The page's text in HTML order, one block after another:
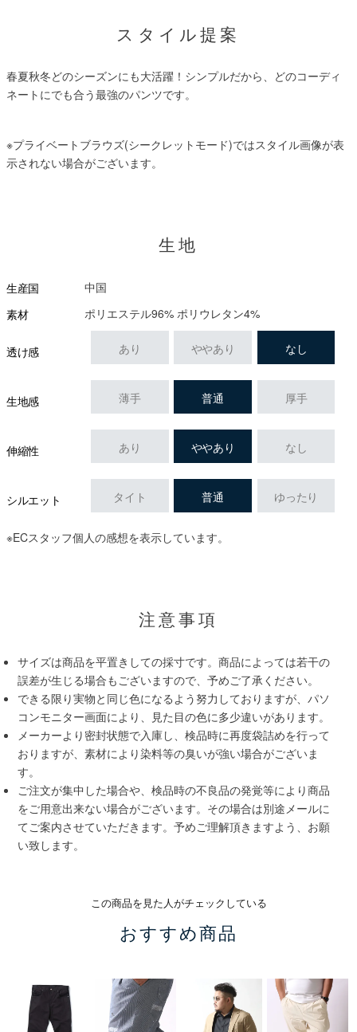
スタイル提案
春夏秋冬どのシーズンにも大活躍！シンプルだから、どのコーディ
ネートにでも合う最強のパンツです。
※プライベートブラウズ(シークレットモード)ではスタイル画像が表
示されない場合がございます。
生地
生産国
中国
素材
ポリエステル96% ポリウレタン4%
透け感 あり ややあり なし
生地感 薄手 普通 厚手
伸縮性 あり ややあり なし
シルエット タイト 普通 ゆったり
※ECスタッフ個人の感想を表示しています。
注意事項
サイズは商品を平置きしての採寸です。商品によっては若干の
誤差が生じる場合もございますので、予めご了承ください。
できる限り実物と同じ色になるよう努力しておりますが、パソ
コンモニター画面により、見た目の色に多少違いがあります。
メーカーより密封状態で入庫し、検品時に再度袋詰めを行って
おりますが、素材により染料等の臭いが強い場合がございま
す。
ご注文が集中した場合や、検品時の不良品の発覚等により商品
をご用意出来ない場合がございます。その場合は別途メールに
てご案内させていただきます。予めご理解頂きますよう、お願
い致します。
この商品を見た人がチェックしている
おすすめ商品